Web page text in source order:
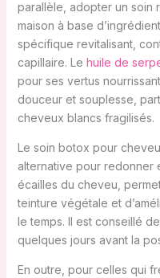
parallèle, adopter un soin
maison à base
spécifique revitalisant,
capillaire. Le huile de
pour ses vertus
douceur et souplesse,
cheveux blancs fragilisés.
Le soin botox pour
alternative pour redonner
écailles du cheveu,
teinture végétale et
le temps. Il est conseillé
quelques jours avant la
En outre, pour celles qui